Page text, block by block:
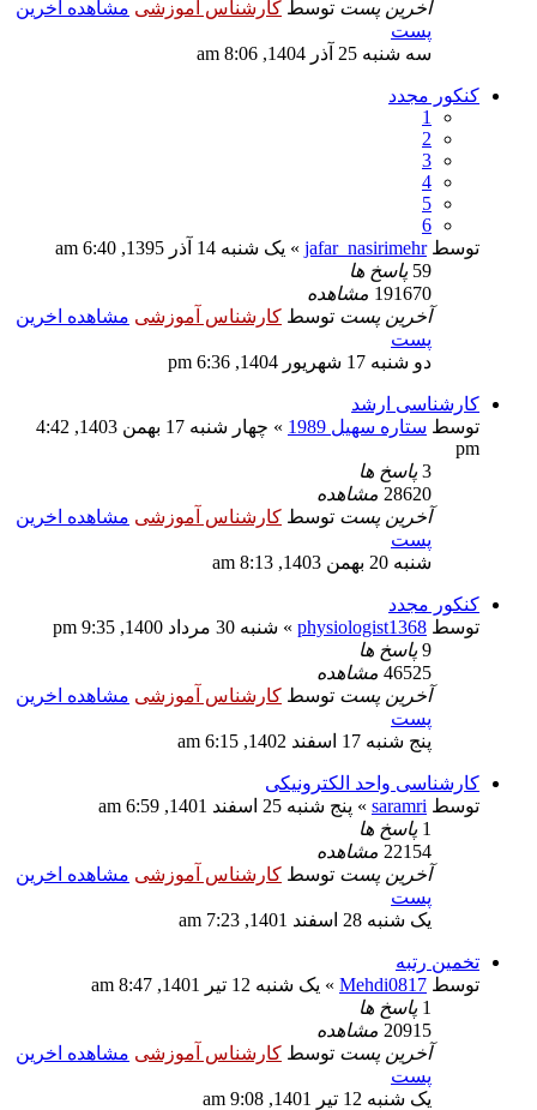
آخرین پست توسط کارشناس آموزشی مشاهده اخرین
پست
سه شنبه 25 آذر 1404, 8:06 am
کنکور مجدد
1
2
3
4
5
6
توسطjafar_nasirimehr » یک شنبه 14 آذر 1395, 6:40 am
59 پاسخ ها
191670 مشاهده
آخرین پست توسط کارشناس آموزشی مشاهده اخرین
پست
دو شنبه 17 شهریور 1404, 6:36 pm
کارشناسی ارشد
توسط ستاره سهیل 1989
» چهار شنبه 17 بهمن 1403, 4:42
pm
3 پاسخ ها
28620 مشاهده
آخرین پست توسط کارشناس آموزشی مشاهده اخرین
پست
شنبه 20 بهمن 1403, 8:13 am
کنکور مجدد
توسط physiologist1368 » شنبه 30 مرداد 1400, 9:35 pm
9 پاسخ ها
46525 مشاهده
آخرین پست توسط کارشناس آموزشی مشاهده اخرین
پست
پنج شنبه 17 اسفند 1402, 6:15 am
کارشناسی واحد الکترونیکی
توسط saramri » پنج شنبه 25 اسفند 1401, 6:59 am
1 پاسخ ها
22154 مشاهده
آخرین پست توسط کارشناس آموزشی مشاهده اخرین
پست
یک شنبه 28 اسفند 1401, 7:23 am
تخمین رتبه
توسط Mehdi0817 » یک شنبه 12 تیر 1401, 8:47 am
1 پاسخ ها
20915 مشاهده
آخرین پست توسط کارشناس آموزشی مشاهده اخرین
پست
یک شنبه 12 تیر 1401, 9:08 am